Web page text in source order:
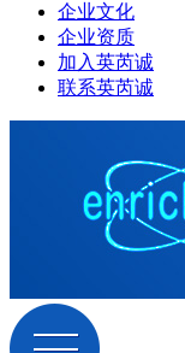
企业文化
企业资质
加入英芮诚
联系英芮诚